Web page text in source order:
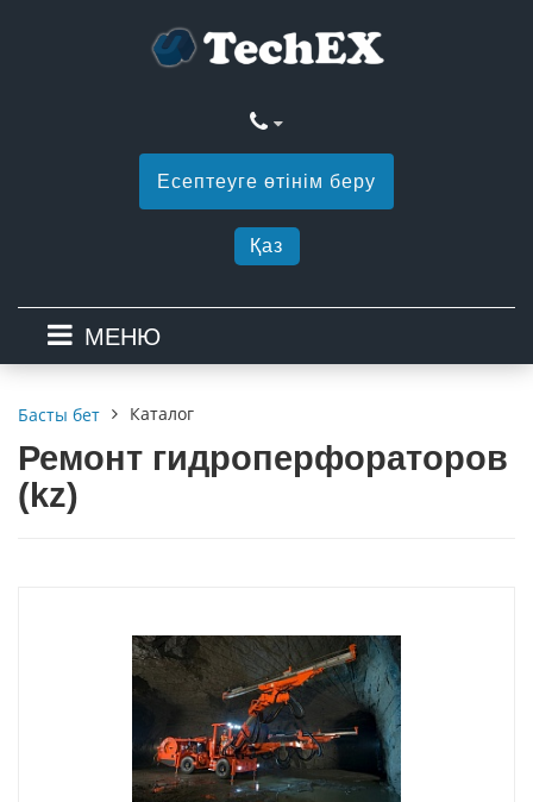
Есептеуге өтінім беру
Қаз
МЕНЮ
Басты бет Каталог
Ремонт гидроперфораторов
(kz)